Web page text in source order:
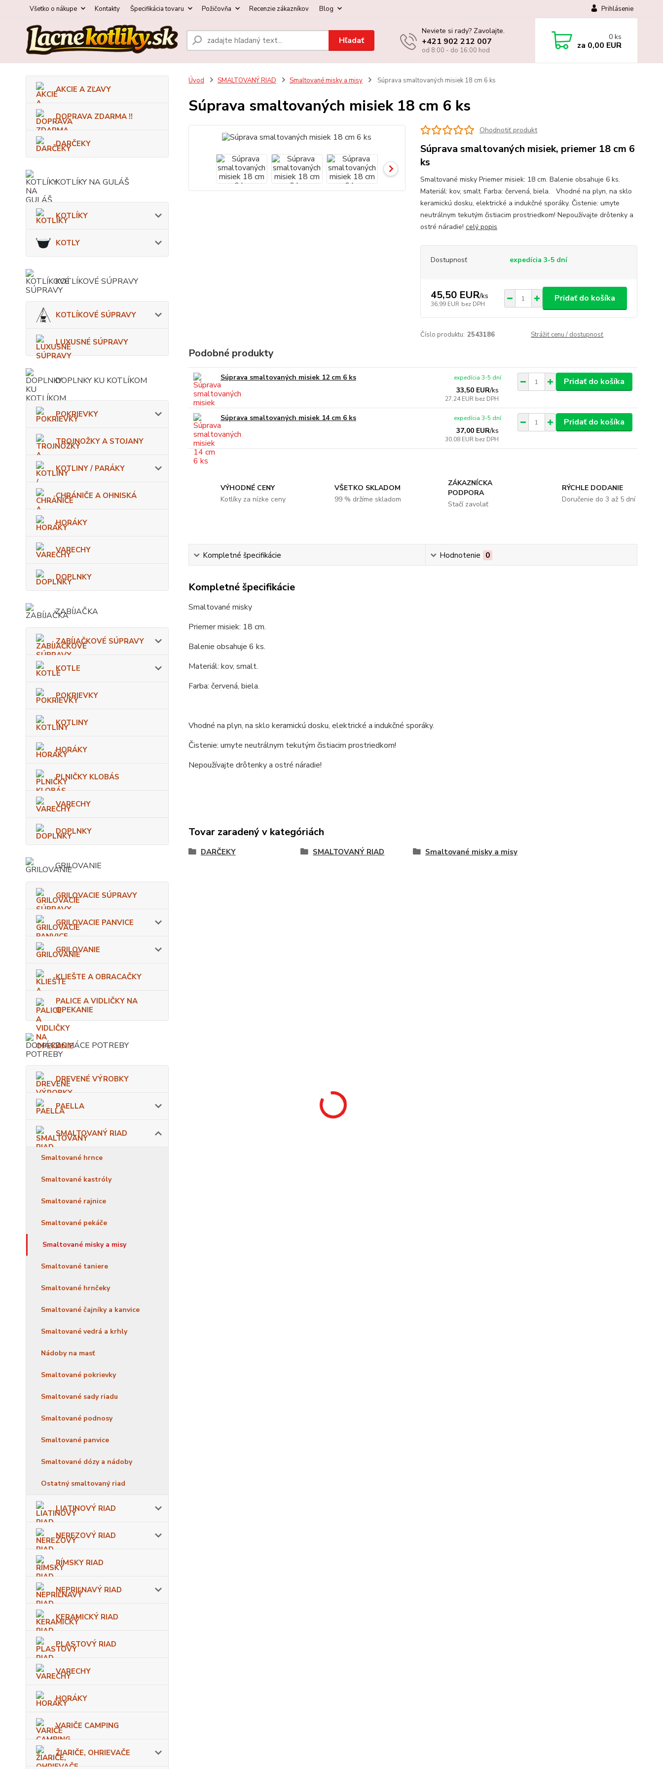
Všetko o nákupe Kontakty Špecifikácia tovaru Požičovňa Recenzie zákazníkov Blog Prihlásenie
Hľadať
Neviete si rady? Zavolajte.
+421 902 212 007
od 8:00 - do 16:00 hod
0 ks
za 0,00 EUR
AKCIE A ZĽAVY
DOPRAVA ZDARMA !!
DARČEKY
KOTLÍKY NA GULÁŠ
KOTLÍKY
KOTLY
KOTLÍKOVÉ SÚPRAVY
KOTLÍKOVÉ SÚPRAVY
LUXUSNÉ SÚPRAVY
DOPLNKY KU KOTLÍKOM
POKRIEVKY
TROJNOŽKY A STOJANY
KOTLINY / PARÁKY
CHRÁNIČE A OHNISKÁ
HORÁKY
VARECHY
DOPLNKY
ZABÍJAČKA
ZABÍJAČKOVÉ SÚPRAVY
KOTLE
POKRIEVKY
KOTLINY
HORÁKY
PLNIČKY KLOBÁS
VARECHY
DOPLNKY
GRILOVANIE
GRILOVACIE SÚPRAVY
GRILOVACIE PANVICE
GRILOVANIE
KLIEŠTE A OBRACAČKY
PALICE A VIDLIČKY NA
OPEKANIE
DOMÁCE POTREBY
DREVENÉ VÝROBKY
PAELLA
SMALTOVANÝ RIAD
Smaltované hrnce
Smaltované kastróly
Smaltované rajnice
Smaltované pekáče
Smaltované misky a misy
Smaltované taniere
Smaltované hrnčeky
Smaltované čajníky a kanvice
Smaltované vedrá a krhly
Nádoby na masť
Smaltované pokrievky
Smaltované sady riadu
Smaltované podnosy
Smaltované panvice
Smaltované dózy a nádoby
Ostatný smaltovaný riad
LIATINOVÝ RIAD
NEREZOVÝ RIAD
RÍMSKY RIAD
NEPRIĽNAVÝ RIAD
KERAMICKÝ RIAD
PLASTOVÝ RIAD
VARECHY
HORÁKY
VARIČE CAMPING
ŽIARIČE, OHRIEVAČE
Úvod SMALTOVANÝ RIAD Smaltované misky a misy Súprava smaltovaných misiek 18 cm 6 ks
Súprava smaltovaných misiek 18 cm 6 ks
Ohodnotiť produkt
Súprava smaltovaných misiek, priemer 18 cm 6
ks
Smaltované misky Priemer misiek: 18 cm. Balenie obsahuje 6 ks.
Materiál: kov, smalt. Farba: červená, biela. Vhodné na plyn, na sklo
keramickú dosku, elektrické a indukčné sporáky. Čistenie: umyte
neutrálnym tekutým čistiacim prostriedkom! Nepoužívajte drôtenky a
ostré náradie! celý popis
Dostupnosť expedícia 3-5 dní
45,50 EUR/ks
36,99 EUR bez DPH
Pridať do košíka
Číslo produktu: 2543186 Strážiť cenu / dostupnosť
Podobné produkty
Súprava smaltovaných misiek 12 cm 6 ks
33,50 EUR/ks
27,24 EUR bez DPH
expedícia 3-5 dní Pridať do košíka
Súprava smaltovaných misiek 14 cm 6 ks
37,00 EUR/ks
30,08 EUR bez DPH
expedícia 3-5 dní Pridať do košíka
VÝHODNÉ CENY
Kotlíky za nízke ceny
VŠETKO SKLADOM
99 % držíme skladom
ZÁKAZNÍCKA
PODPORA
Stačí zavolať
RÝCHLE DODANIE
Doručenie do 3 až 5 dní
Kompletné špecifikácie Hodnotenie 0
Kompletné špecifikácie
Smaltované misky
Priemer misiek: 18 cm.
Balenie obsahuje 6 ks.
Materiál: kov, smalt.
Farba: červená, biela.
Vhodné na plyn, na sklo keramickú dosku, elektrické a indukčné sporáky.
Čistenie: umyte neutrálnym tekutým čistiacim prostriedkom!
Nepoužívajte drôtenky a ostré náradie!
Tovar zaradený v kategóriách
DARČEKY SMALTOVANÝ RIAD Smaltované misky a misy